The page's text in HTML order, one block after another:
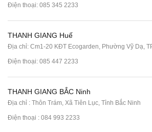
Điện thoại: 085 345 2233
THANH GIANG Huế
Địa chỉ: Cm1-20 KĐT Ecogarden, Phường Vỹ Dạ,
Điện thoại: 085 447 2233
THANH GIANG BẮC Ninh
Địa chỉ : Thôn Trám, Xã Tiên Lục, Tỉnh Bắc Ninh
Điện thoại : 084 993 2233